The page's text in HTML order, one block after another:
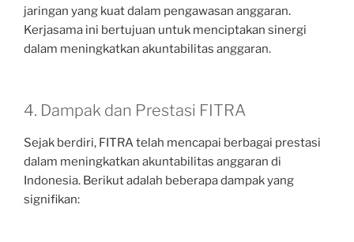
jaringan yang kuat dalam pengawasan anggaran.
Kerjasama ini bertujuan untuk menciptakan sinergi
dalam meningkatkan akuntabilitas anggaran.
4. Dampak dan Prestasi FITRA
Sejak berdiri, FITRA telah mencapai berbagai prestasi
dalam meningkatkan akuntabilitas anggaran di
Indonesia. Berikut adalah beberapa dampak yang
signifikan: